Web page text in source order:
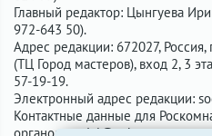
Главный редактор: Цынгуева
972-643 50).
Адрес редакции: 672027, Россия,
(ТЦ Город мастеров), вход 2, 3
57-19-19.
Электронный адрес редакции:
Контактные данные для